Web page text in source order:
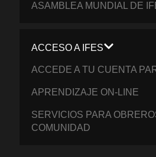
ASAMBLEA MUNDIAL DE
ACCESO A IFES
ACCEDE A TU CUENTA
APRENDIZAJE ON-LINE
SERVICIOS PARA
COMUNIDAD